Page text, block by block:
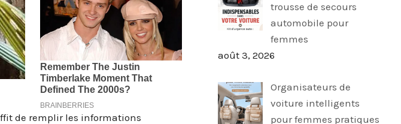
de remplir les informations
trousse de secours
automobile pour
femmes
août 3, 2026
Organisateurs de
voiture intelligents
pour femmes pratiques